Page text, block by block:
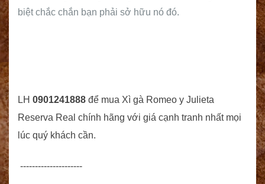
biệt chắc chắn bạn phải sở hữu nó đó.
LH 0901241888 để mua Xì gà Romeo y Julieta
Reserva Real chính hãng với giá cạnh tranh nhất mọi
lúc quý khách cần.
---------------------